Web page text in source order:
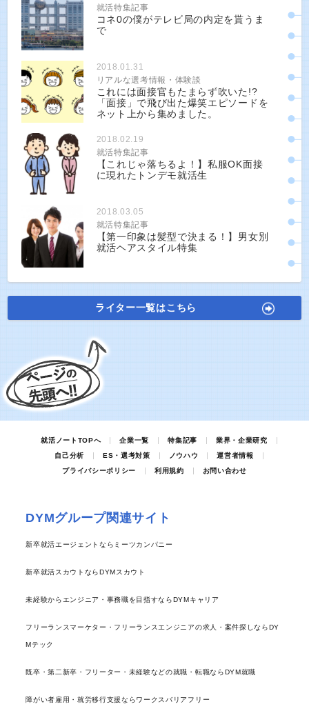
就活特集記事
コネ0の僕がテレビ局の内定を貰うま
で
2018.01.31
リアルな選考情報・体験談
これには面接官もたまらず吹いた!?
「面接」で飛び出た爆笑エピソードを
ネット上から集めました。
2018.02.19
就活特集記事
【これじゃ落ちるよ！】私服OK面接
に現れたトンデモ就活生
2018.03.05
就活特集記事
【第一印象は髪型で決まる！】男女別
就活ヘアスタイル特集
ライター一覧はこちら
就活ノートTOPへ 企業一覧 特集記事
業界・企業研究
自己分析
ES・選考対策 ノウハウ
運営者情報
プライバシーポリシー
利用規約 お問い合わせ
DYMグループ関連サイト
新卒就活エージェントならミーツカンパニー
新卒就活スカウトならDYMスカウト
未経験からエンジニア・事務職を目指すならDYMキャリア
フリーランスマーケター・フリーランスエンジニアの求人・案件探しならDY
Mテック
既卒・第二新卒・フリーター・未経験などの就職・転職ならDYM就職
障がい者雇用・就労移行支援ならワークスバリアフリー